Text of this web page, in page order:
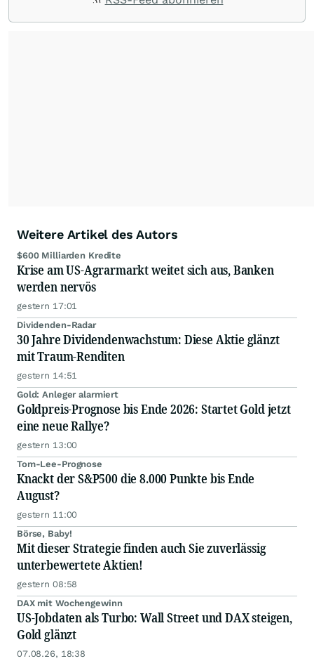
Redaktion verantwortlich. Die Fachjournalisten
Weitere Artikel des Autors
$600 Milliarden Kredite
Krise am US-Agrarmarkt weitet sich aus, Banken
werden nervös
gestern 17:01
Dividenden-Radar
30 Jahre Dividendenwachstum: Diese Aktie glänzt
mit Traum-Renditen
gestern 14:51
Gold: Anleger alarmiert
Goldpreis-Prognose bis Ende 2026: Startet Gold jetzt
eine neue Rallye?
gestern 13:00
Tom-Lee-Prognose
Knackt der S&P500 die 8.000 Punkte bis Ende
August?
gestern 11:00
Börse, Baby!
Mit dieser Strategie finden auch Sie zuverlässig
unterbewertete Aktien!
gestern 08:58
DAX mit Wochengewinn
US-Jobdaten als Turbo: Wall Street und DAX steigen,
Gold glänzt
07.08.26, 18:38